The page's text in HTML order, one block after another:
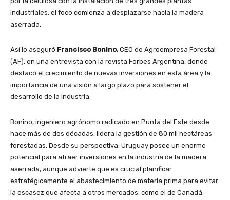
industriales, el foco comienza a desplazarse hacia la madera
aserrada.
Así lo aseguró Francisco Bonino,CEO de Agroempresa Forestal
(AF), en una entrevista con la revista Forbes Argentina, donde
destacó el crecimiento de nuevas inversiones en esta área y la
importancia de una visión a largo plazo para sostener el
desarrollo de la industria.
Bonino, ingeniero agrónomo radicado en Punta del Este desde
hace más de dos décadas, lidera la gestión de 80 mil hectáreas
forestadas. Desde su perspectiva, Uruguay posee un enorme
potencial para atraer inversiones en la industria de la madera
aserrada, aunque advierte que es crucial planificar
estratégicamente el abastecimiento de materia prima para evitar
la escasez que afecta a otros mercados, como el de Canadá.